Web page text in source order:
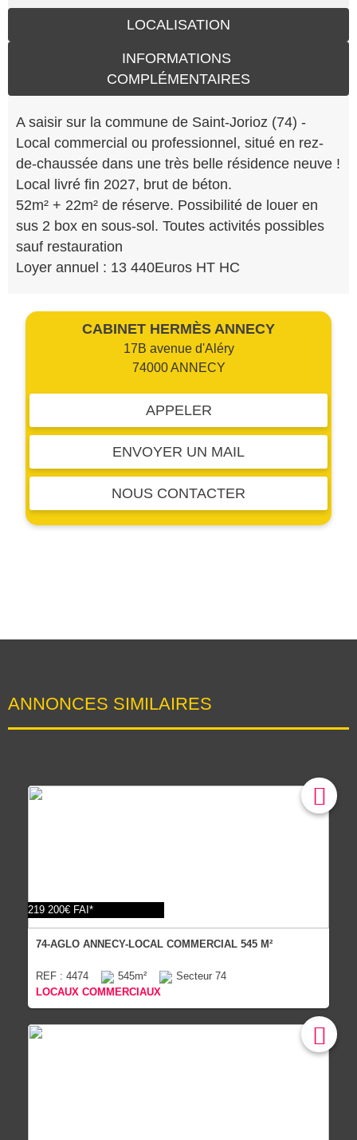
LOCALISATION
INFORMATIONS
COMPLÉMENTAIRES
A saisir sur la commune de Saint-Jorioz (74) -
Local commercial ou professionnel, situé en rez-
de-chaussée dans une très belle résidence neuve !
Local livré fin 2027, brut de béton.
52m² + 22m² de réserve. Possibilité de louer en
sus 2 box en sous-sol. Toutes activités possibles
sauf restauration
Loyer annuel : 13 440Euros HT HC
CABINET HERMÈS ANNECY
17B avenue d'Aléry
74000 ANNECY
APPELER
ENVOYER UN MAIL
NOUS CONTACTER
ANNONCES SIMILAIRES
219 200€ FAI*
74-AGLO ANNECY-LOCAL COMMERCIAL 545 M²
REF : 4474 545m²
Secteur 74
LOCAUX COMMERCIAUX